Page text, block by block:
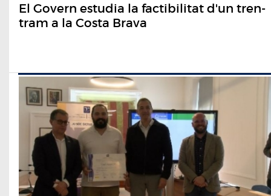
El Govern estudia la factibilitat d'un tren-
tram a la Costa Brava